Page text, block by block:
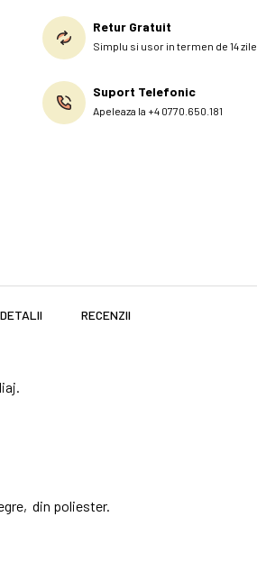
Retur Gratuit
Simplu si usor in termen de 14 zile
Suport Telefonic
Apeleaza la +4 0770.650.181
DETALII RECENZII
din poliester.